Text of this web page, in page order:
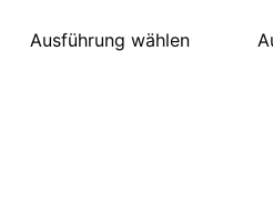
Ausführung wählen